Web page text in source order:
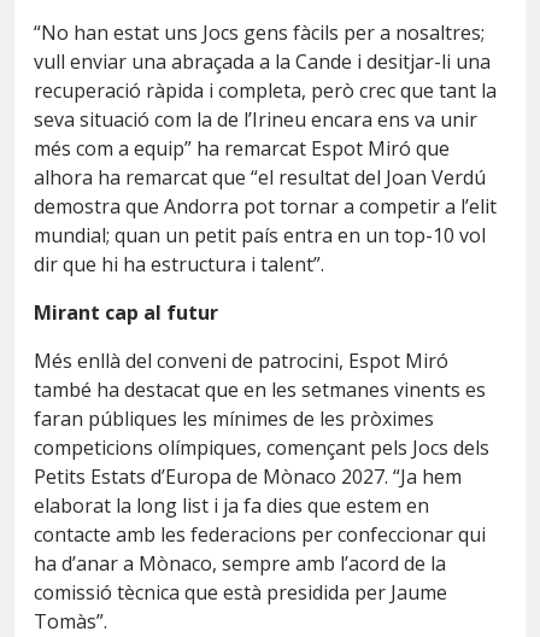
“No han estat uns Jocs gens fàcils per a nosaltres;
vull enviar una abraçada a la Cande i desitjar-li una
recuperació ràpida i completa, però crec que tant la
seva situació com la de l’Irineu encara ens va unir
més com a equip” ha remarcat Espot Miró que
alhora ha remarcat que “el resultat del Joan Verdú
demostra que Andorra pot tornar a competir a l’elit
mundial; quan un petit país entra en un top-10 vol
dir que hi ha estructura i talent”.
Mirant cap al futur
Més enllà del conveni de patrocini, Espot Miró
també ha destacat que en les setmanes vinents es
faran públiques les mínimes de les pròximes
competicions olímpiques, començant pels Jocs dels
Petits Estats d’Europa de Mònaco 2027. “Ja hem
elaborat la long list i ja fa dies que estem en
contacte amb les federacions per confeccionar qui
ha d’anar a Mònaco, sempre amb l’acord de la
comissió tècnica que està presidida per Jaume
Tomàs”.